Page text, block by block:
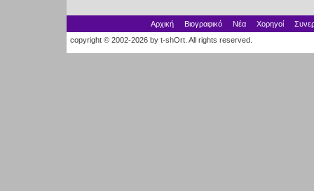
Αρχική Βιογραφικό Νέα Χορηγοί
copyright © 2002-2026 by t-shOrt. All rights reserved.